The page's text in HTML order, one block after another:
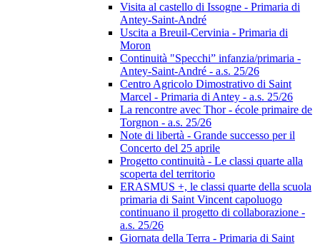
Visita al castello di Issogne - Primaria di
Antey-Saint-André
Uscita a Breuil-Cervinia - Primaria di
Moron
Continuità "Specchi” infanzia/primaria -
Antey-Saint-André - a.s. 25/26
Centro Agricolo Dimostrativo di Saint
Marcel - Primaria di Antey - a.s. 25/26
La rencontre avec Thor - école primaire de
Torgnon - a.s. 25/26
Note di libertà - Grande successo per il
Concerto del 25 aprile
Progetto continuità - Le classi quarte alla
scoperta del territorio
ERASMUS +, le classi quarte della scuola
primaria di Saint Vincent capoluogo
continuano il progetto di collaborazione -
a.s. 25/26
Giornata della Terra - Primaria di Saint